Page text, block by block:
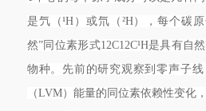
是氕（¹H）或氘（²H），每个碳
然”同位素形式12C12C¹H是具有自
物种。先前的研究观察到零声子
（LVM）能量的同位素依赖性变化